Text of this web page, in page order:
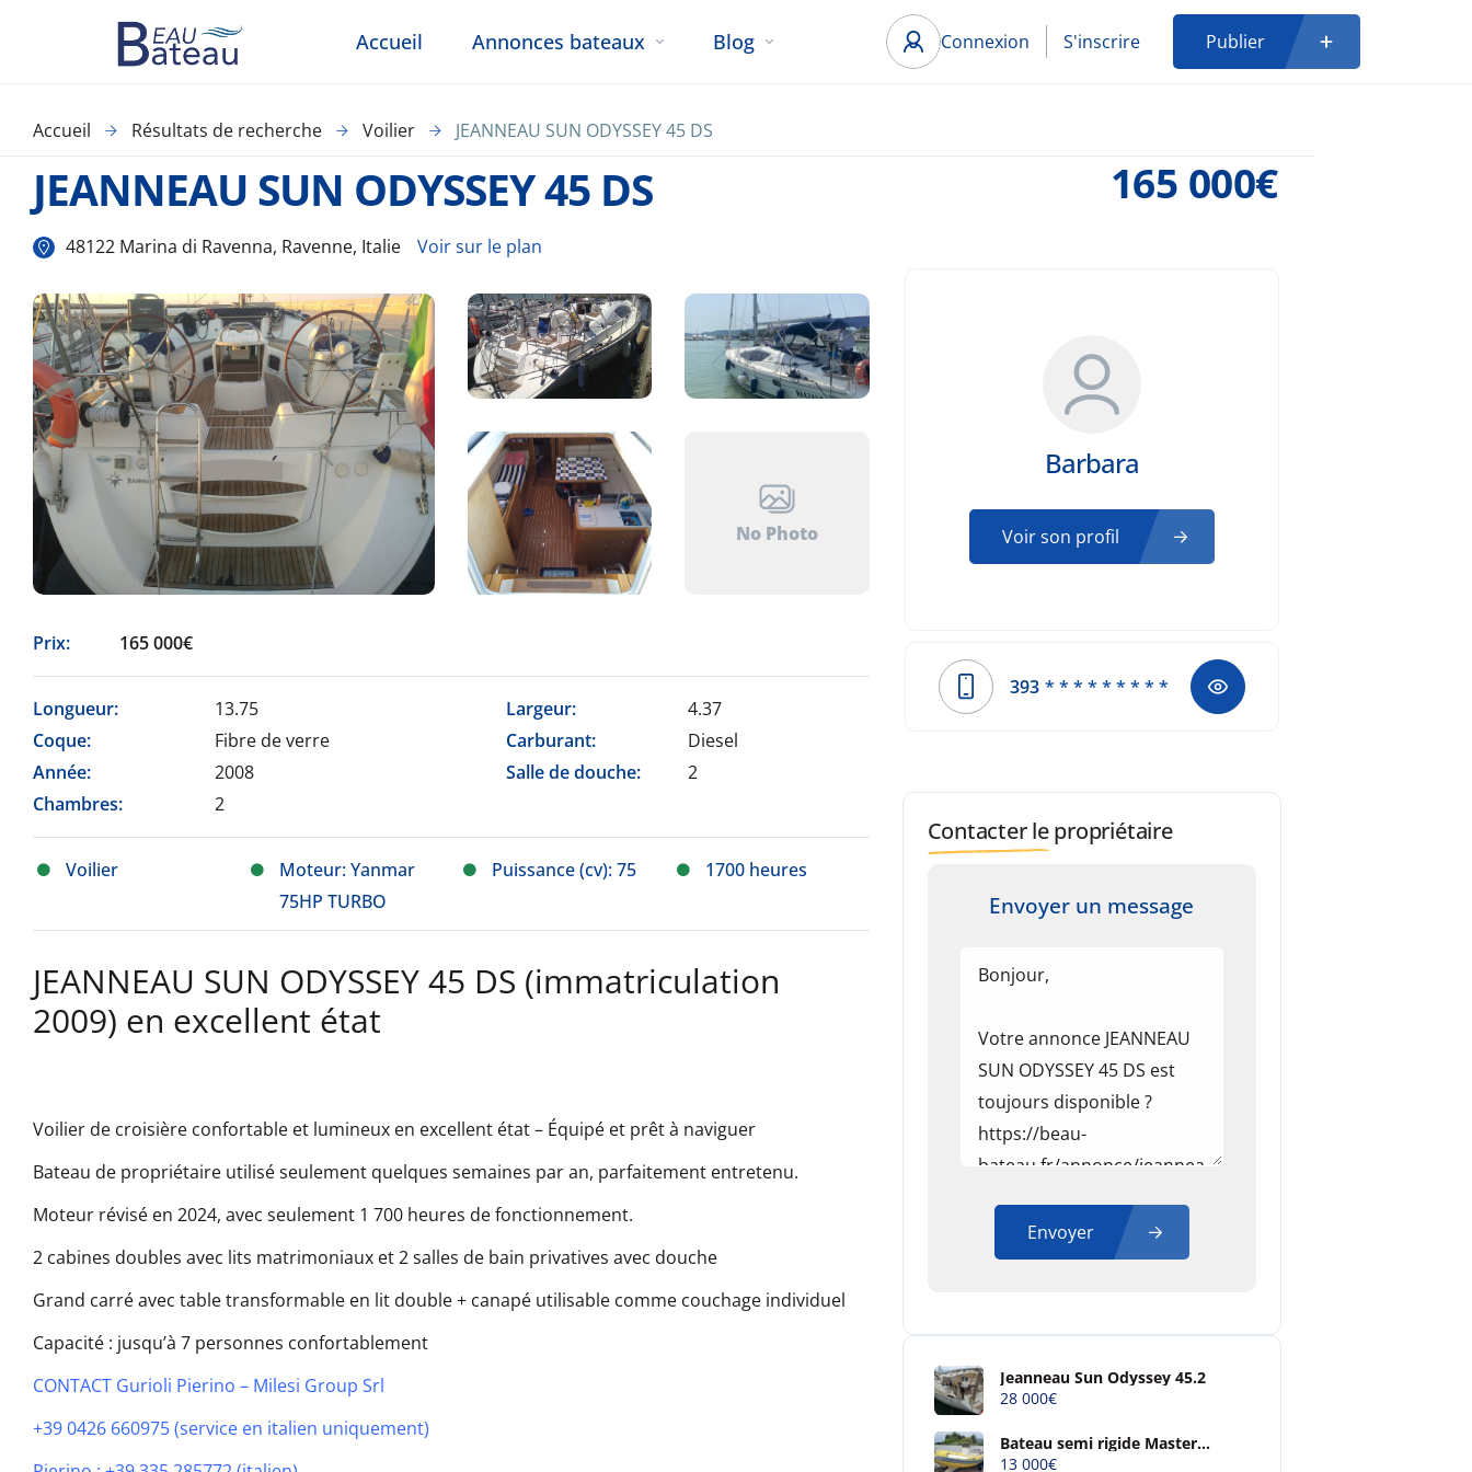
Accueil Annonces bateaux Blog Connexion S'inscrire Publier
Accueil Résultats de recherche Voilier JEANNEAU SUN ODYSSEY 45 DS
JEANNEAU SUN ODYSSEY 45 DS
48122 Marina di Ravenna, Ravenne, Italie Voir sur le plan
165 000€
No Photo
Prix: 165 000€
Longueur: 13.75 Largeur:
4.37
Coque:
Fibre de verre Carburant:
Diesel
Année:
2008 Salle de douche:
2
Chambres:
2
Voilier
Moteur: Yanmar
75HP TURBO
Puissance (cv): 75 1700 heures
JEANNEAU SUN ODYSSEY 45 DS (immatriculation
2009) en excellent état
Voilier de croisière confortable et lumineux en excellent état – Équipé et prêt à naviguer
Bateau de propriétaire utilisé seulement quelques semaines par an, parfaitement entretenu.
Moteur révisé en 2024, avec seulement 1 700 heures de fonctionnement.
2 cabines doubles avec lits matrimoniaux et 2 salles de bain privatives avec douche
Grand carré avec table transformable en lit double + canapé utilisable comme couchage individuel
Capacité : jusqu’à 7 personnes confortablement
CONTACT Gurioli Pierino – Milesi Group Srl
+39 0426 660975 (service en italien uniquement)
Barbara
Voir son profil
393 * * * * * * * * *
Contacter le propriétaire
Envoyer un message
Envoyer
Jeanneau Sun Odyssey 45.2
28 000€
Bateau semi rigide Master
open 4m90
13 000€